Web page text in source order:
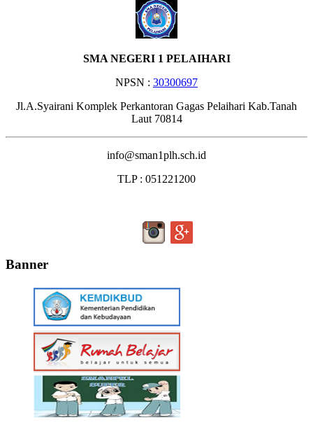
SMA NEGERI 1 PELAIHARI
NPSN : 30300697
Jl.A.Syairani Komplek Perkantoran Gagas Pelaihari Kab.Tanah
Laut 70814
info@sman1plh.sch.id
TLP : 051221200
Banner